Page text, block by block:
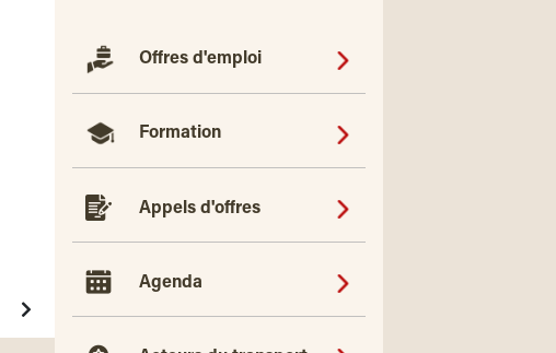
Offres d'emploi
Formation
Appels d'offres
Agenda